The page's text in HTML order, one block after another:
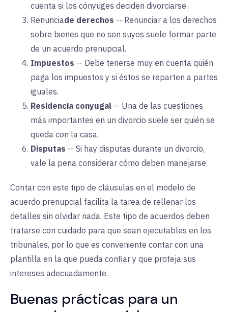
cuenta si los cónyuges deciden divorciarse.
Renunciade derechos -- Renunciar a los derechos
sobre bienes que no son suyos suele formar parte
de un acuerdo prenupcial.
Impuestos -- Debe tenerse muy en cuenta quién
paga los impuestos y si éstos se reparten a partes
iguales.
Residencia conyugal -- Una de las cuestiones
más importantes en un divorcio suele ser quién se
queda con la casa.
Disputas -- Si hay disputas durante un divorcio,
vale la pena considerar cómo deben manejarse.
Contar con este tipo de cláusulas en el modelo de
acuerdo prenupcial facilita la tarea de rellenar los
detalles sin olvidar nada. Este tipo de acuerdos deben
tratarse con cuidado para que sean ejecutables en los
tribunales, por lo que es conveniente contar con una
plantilla en la que pueda confiar y que proteja sus
intereses adecuadamente.
Buenas prácticas para un